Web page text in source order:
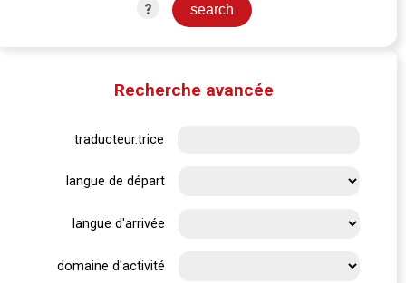
?
Recherche avancée
traducteur.trice
langue de départ
langue d'arrivée
domaine d'activité